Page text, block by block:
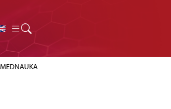
MEDNAUKA